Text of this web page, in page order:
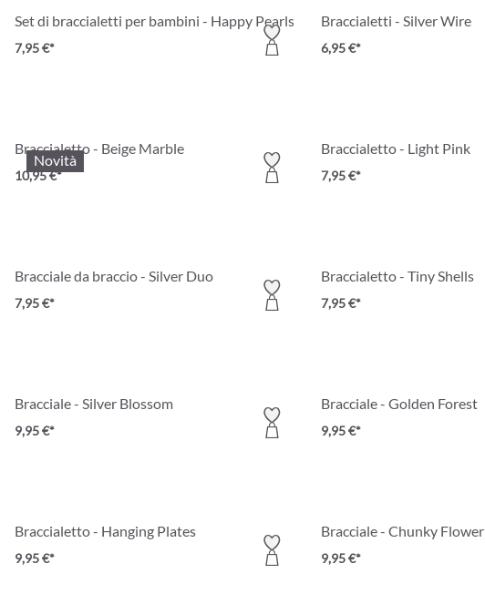
Set di braccialetti per bambini - Happy Pearls
7,95 €*
Braccialetti - Silver Wire
6,95 €*
Novità
Braccialetto - Beige Marble
10,95 €*
Braccialetto - Light Pink
7,95 €*
Bracciale da braccio - Silver Duo
7,95 €*
Braccialetto - Tiny Shells
7,95 €*
Bracciale - Silver Blossom
9,95 €*
Bracciale - Golden Forest
9,95 €*
Braccialetto - Hanging Plates
9,95 €*
Bracciale - Chunky Flower
9,95 €*